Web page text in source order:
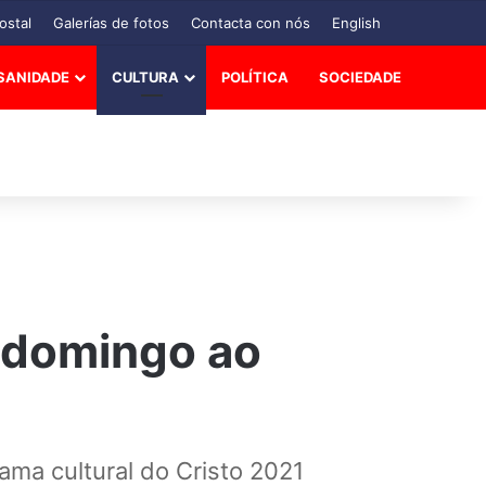
Galerías de fotos Contacta con nós English
CULTURA POLÍTICA SOCIEDADE
ao
cultural do Cristo 2021